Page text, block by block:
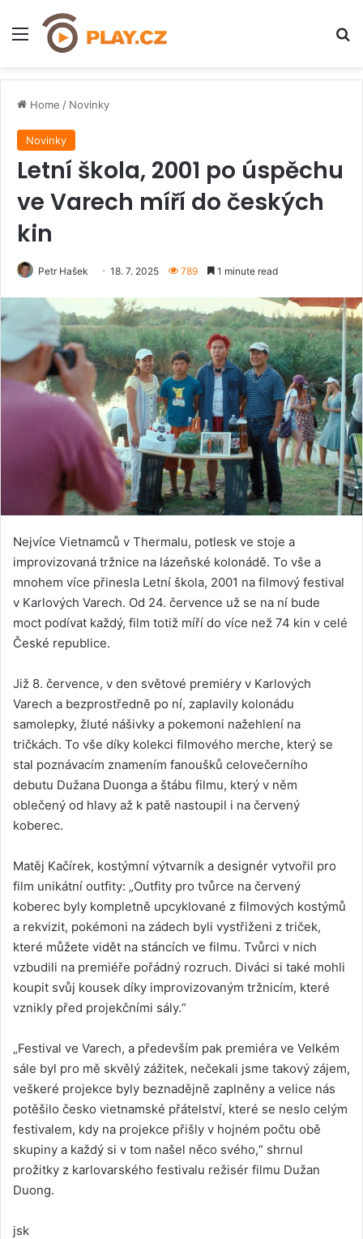
Menu
Home / Novinky
Novinky
Letní škola, 2001 po úspěchu
ve Varech míří do českých
kin
Petr Hašek 18. 7. 2025 789 1 minute read
Nejvíce Vietnamců v Thermalu, potlesk ve stoje a
improvizovaná tržnice na lázeňské kolonádě. To vše a
mnohem více přinesla Letní škola, 2001 na filmový festival
v Karlových Varech. Od 24. července už se na ní bude
moct podívat každý, film totiž míří do více než 74 kin v celé
České republice.
Již 8. července, v den světové premiéry v Karlových
Varech a bezprostředně po ní, zaplavily kolonádu
samolepky, žluté nášivky a pokemoni nažehlení na
tričkách. To vše díky kolekci filmového merche, který se
stal poznávacím znamením fanoušků celovečerního
debutu Dužana Duonga a štábu filmu, který v něm
oblečený od hlavy až k patě nastoupil i na červený
koberec.
Matěj Kačírek, kostýmní výtvarník a designér vytvořil pro
film unikátní outfity: „Outfity pro tvůrce na červený
koberec byly kompletně upcyklované z filmových kostýmů
a rekvizit, pokémoni na zádech byli vystřiženi z triček,
které můžete vidět na stáncích ve filmu. Tvůrci v nich
vzbudili na premiéře pořádný rozruch. Diváci si také mohli
koupit svůj kousek díky improvizovaným tržnicím, které
vznikly před projekčními sály.“
„Festival ve Varech, a především pak premiéra ve Velkém
sále byl pro mě skvělý zážitek, nečekali jsme takový zájem,
veškeré projekce byly beznadějně zaplněny a velice nás
potěšilo česko vietnamské přátelství, které se neslo celým
festivalem, kdy na projekce přišly v hojném počtu obě
skupiny a každý si v tom našel něco svého,“ shrnul
prožitky z karlovarského festivalu režisér filmu Dužan
Duong.
jsk